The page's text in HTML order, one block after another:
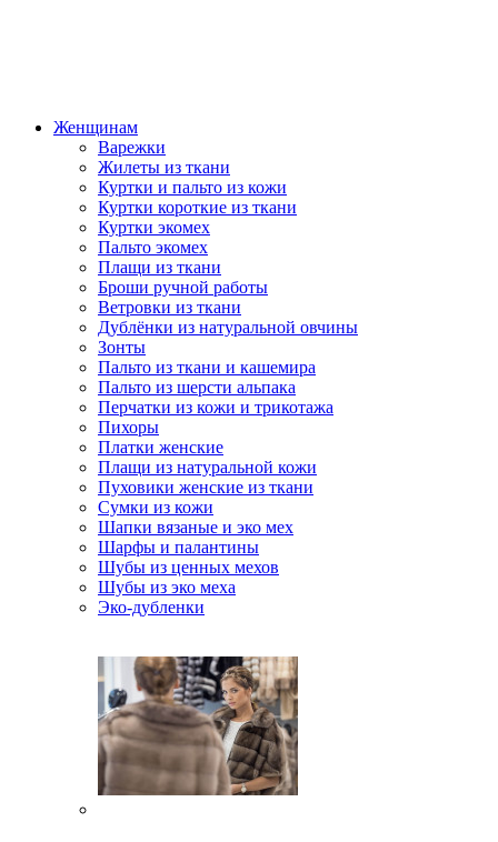
Женщинам
Варежки
Жилеты из ткани
Куртки и пальто из кожи
Куртки короткие из ткани
Куртки экомех
Пальто экомех
Плащи из ткани
Броши ручной работы
Ветровки из ткани
Дублёнки из натуральной овчины
Зонты
Пальто из ткани и кашемира
Пальто из шерсти альпака
Перчатки из кожи и трикотажа
Пихоры
Платки женские
Плащи из натуральной кожи
Пуховики женские из ткани
Сумки из кожи
Шапки вязаные и эко мех
Шарфы и палантины
Шубы из ценных мехов
Шубы из эко меха
Эко-дубленки